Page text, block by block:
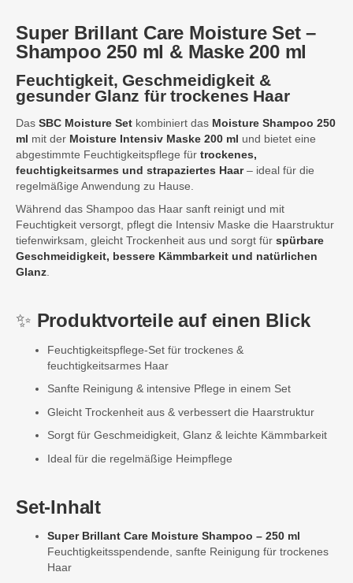
Super Brillant Care Moisture Set –
Shampoo 250 ml & Maske 200 ml
Feuchtigkeit, Geschmeidigkeit &
gesunder Glanz für trockenes Haar
Das SBC Moisture Set kombiniert das Moisture Shampoo 250
ml mit der Moisture Intensiv Maske 200 ml und bietet eine
abgestimmte Feuchtigkeitspflege für trockenes,
feuchtigkeitsarmes und strapaziertes Haar– ideal für die
regelmäßige Anwendung zu Hause.
Während das Shampoo das Haar sanft reinigt und mit
Feuchtigkeit versorgt, pflegt die Intensiv Maske die Haarstruktur
tiefenwirksam, gleicht Trockenheit aus und sorgt für spürbare
Geschmeidigkeit, bessere Kämmbarkeit und natürlichen
Glanz.
✨ Produktvorteile auf einen Blick
Feuchtigkeitspflege-Set für trockenes &
feuchtigkeitsarmes Haar
Sanfte Reinigung & intensive Pflege in einem Set
Gleicht Trockenheit aus & verbessert die Haarstruktur
Sorgt für Geschmeidigkeit, Glanz & leichte Kämmbarkeit
Ideal für die regelmäßige Heimpflege
Set-Inhalt
Super Brillant Care Moisture Shampoo – 250 ml
Feuchtigkeitsspendende, sanfte Reinigung für trockenes
Haar